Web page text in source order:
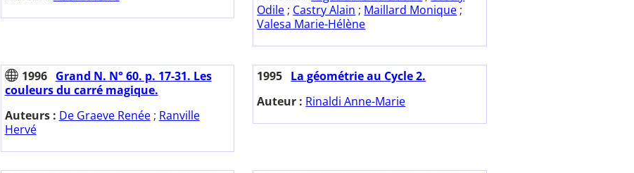
Odile ; Castry Alain ; Maillard Monique ;
Valesa Marie-Hélène
1996
Grand N. N° 60. p. 17-31. Les
couleurs du carré magique.
Auteurs : De Graeve Renée; Ranville
Hervé
1995 La géométrie au Cycle 2.
Auteur : Rinaldi Anne-Marie